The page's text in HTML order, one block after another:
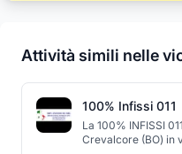
Attività simili nelle
100% Infissi 011
La 100% INFISSI
Crevalcore (BO) in